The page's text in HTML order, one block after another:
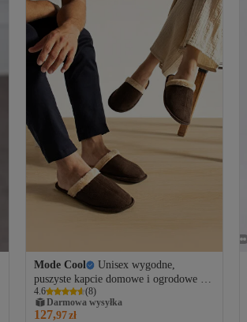
Mode Cool
Unisex wygodne,
puszyste kapcie domowe i ogrodowe – z
ciepłą podszewką
4.6 (8)
Darmowa wysyłka
127,97zł